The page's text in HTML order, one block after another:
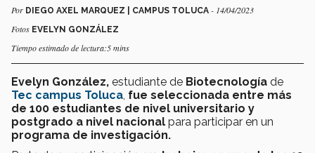
Por DIEGO AXEL MARQUEZ | CAMPUS TOLUCA - 14/04/2023
Fotos EVELYN GONZÁLEZ
Tiempo estimado de lectura:5 mins
Evelyn González, estudiante de Biotecnología de
Tec campus Toluca fue seleccionada entre más
de 100 estudiantes de nivel universitario y
postgrado a nivel nacional para participar en un
programa de investigación.